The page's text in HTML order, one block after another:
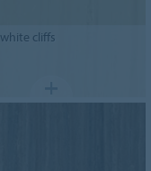
white cliffs